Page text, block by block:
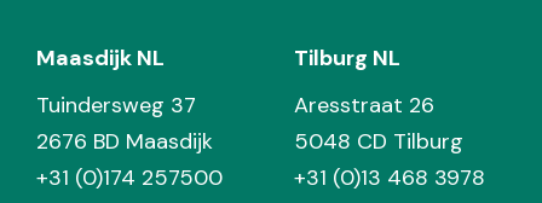
Maasdijk NL
Tuindersweg 37
2676 BD Maasdijk
+31 (0)174 257500
Tilburg NL
Aresstraat 26
5048 CD Tilburg
+31 (0)13 468 3978